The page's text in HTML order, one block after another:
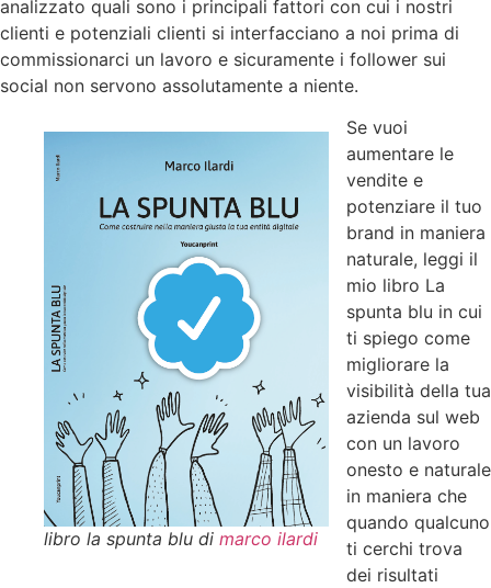
analizzato quali sono i principali fattori con cui i nostri
clienti e potenziali clienti si interfacciano a noi prima di
commissionarci un lavoro e sicuramente i follower sui
social non servono assolutamente a niente.
libro la spunta blu di marco ilardi
Se vuoi
aumentare le
vendite e
potenziare il tuo
brand in maniera
naturale, leggi il
mio libro La
spunta blu in cui
ti spiego come
migliorare la
visibilità della tua
azienda sul web
con un lavoro
onesto e naturale
in maniera che
quando qualcuno
ti cerchi trova
dei risultati